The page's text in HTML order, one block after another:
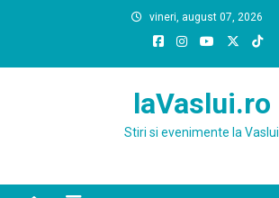
vineri, august 07, 2026
laVaslui.ro
Stiri si evenimente la Vaslui